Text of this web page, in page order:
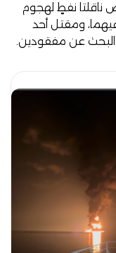
ناقلتا نفطٍ لهجوم
ومقتل أحد
البحث عن مفقودين.